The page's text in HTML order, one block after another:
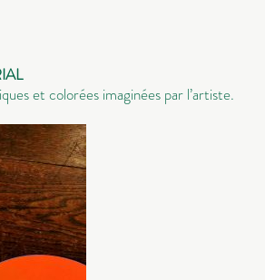
et colorées imaginées par l’artiste.